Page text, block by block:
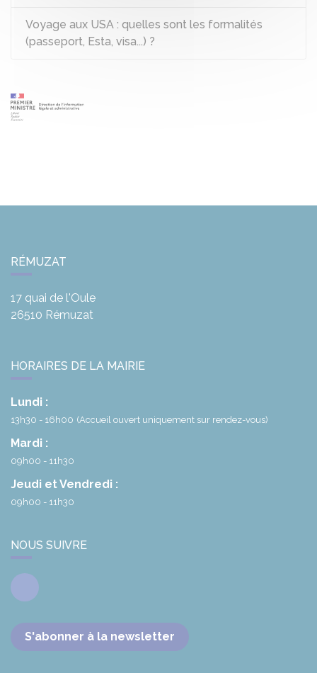
Voyage aux USA : quelles sont les formalités
(passeport, Esta, visa...) ?
RÉMUZAT
17 quai de l'Oule
26510 Rémuzat
HORAIRES DE LA MAIRIE
Lundi :
13h30 - 16h00 (Accueil ouvert uniquement sur rendez-vous)
Mardi :
09h00 - 11h30
Jeudi et Vendredi :
09h00 - 11h30
NOUS SUIVRE
Facebook
S'abonner à la newsletter